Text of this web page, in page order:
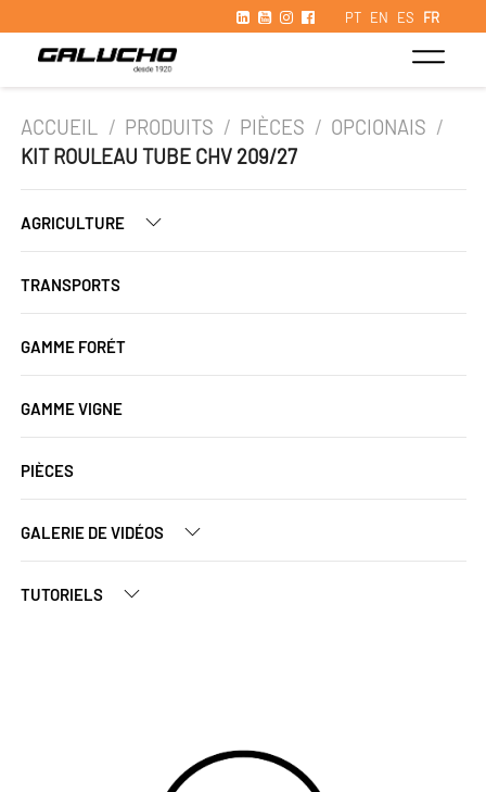
PT EN ES FR
ACCUEIL / PRODUITS / PIÈCES / OPCIONAIS /
KIT ROULEAU TUBE CHV 209/27
AGRICULTURE
TRANSPORTS
GAMME FORÉT
GAMME VIGNE
PIÈCES
GALERIE DE VIDÉOS
TUTORIELS